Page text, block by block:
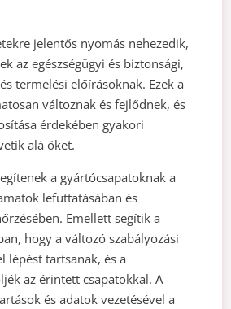
jelentős nyomás nehezedik,
az egészségügyi és biztonsági,
termelési előírásoknak. Ezek a
változnak és fejlődnek, és
érdekében gyakori
alá őket.
a gyártócsapatoknak a
lefuttatásában és
Emellett segítik a
hogy a változó szabályozási
lépést tartsanak, és a
az érintett csapatokkal. A
és adatok vezetésével a